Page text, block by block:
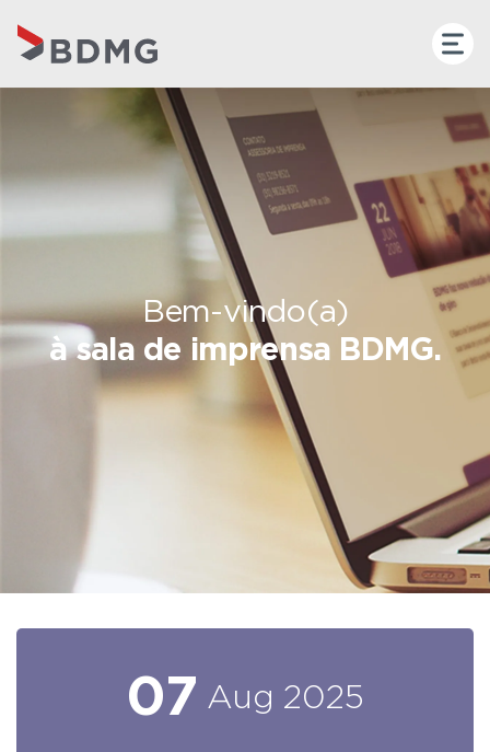
Bem-vindo(a)
à sala de imprensa BDMG.
07 Aug 2025